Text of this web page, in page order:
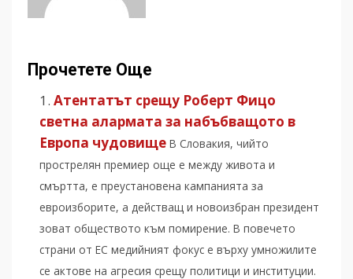
Прочетете Още
Атентатът срещу Роберт Фицо
светна алармата за набъбващото в
Европа чудовище В Словакия, чийто
прострелян премиер още е между живота и
смъртта, е преустановена кампанията за
евроизборите, а действащ и новоизбран президент
зоват обществото към помирение. В повечето
страни от ЕС медийният фокус е върху умножилите
се актове на агресия срещу политици и институции.